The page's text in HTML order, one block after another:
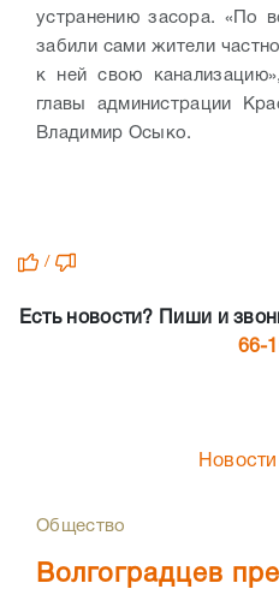
устранению засора. «По
забили сами жители
к ней свою
главы администрации
Владимир Осыко.
/
Есть новости? Пиши и
66-
Общество
Волгоградцев